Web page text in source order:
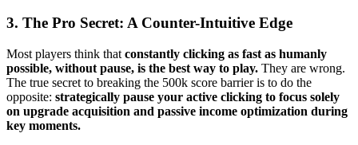
3. The Pro Secret: A Counter-Intuitive Edge
Most players think that constantly clicking as fast as humanly
possible, without pause, is the best way to play. They are wrong.
The true secret to breaking the 500k score barrier is to do the
opposite: strategically pause your active clicking to focus solely
on upgrade acquisition and passive income optimization during
key moments.